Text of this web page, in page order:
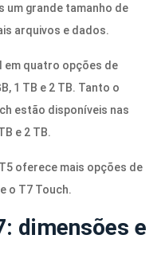
um grande tamanho de
arquivos e dados.
em quatro opções de
1 TB e 2 TB. Tanto o
estão disponíveis nas
e 2 TB.
oferece mais opções de
o T7 Touch.
dimensões e